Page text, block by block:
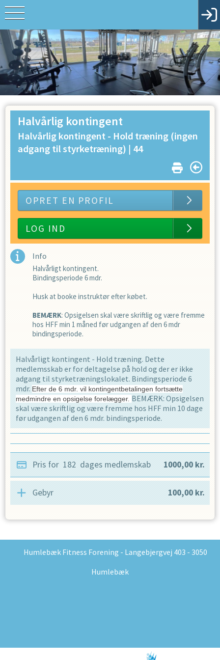
Halvårlig kontingent
Halvårlig kontingent - Hold træning (ingen
adgang til styrketræning) | 44
OPRET EN PROFIL
LOG IND
Info
Halvårligt kontingent.
Bindingsperiode 6 mdr.
Husk at booke instruktør efter købet.
BEMÆRK: Opsigelsen skal være skriftlig og være fremme
hos HFF min 1 måned før udgangen af den 6 mdr
bindingsperiode.
Halvårligt kontingent - Hold træning. Dette
medlemsskab er for deltagelse på hold og der er ikke
adgang til styrketræningslokalet. Bindingsperiode 6
mdr. Efter de 6 mdr. vil kontingentbetalingen fortsætte
medmindre en opsigelse forelægger. BEMÆRK: Opsigelsen
skal være skriftlig og være fremme hos HFF min 10 dage
før udgangen af den 6 mdr. bindingsperiode.
Pris for 182 dages medlemskab 1000,00 kr.
Gebyr 100,00 kr.
Humlebæk Fitness Forening - Langebjergvej 403 - 3050
Humlebæk